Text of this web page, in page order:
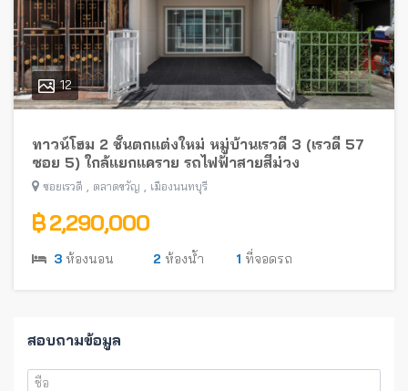
12
ทาวน์โฮม 2 ชั้นตกแต่งใหม่ หมู่บ้านเรวดี 3 (เรวดี 57
ซอย 5) ใกล้แยกแคราย รถไฟฟ้าสายสีม่วง
ซอยเรวดี , ตลาดขวัญ , เมืองนนทบุรี
฿ 2,290,000
3 ห้องนอน 2 ห้องน้ำ 1 ที่จอดรถ
สอบถามข้อมูล